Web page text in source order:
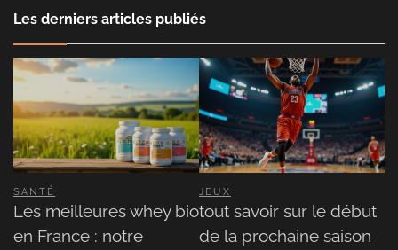
Les derniers articles publiés
SANTÉ
Les meilleures whey bio
en France : notre
JEUX
tout savoir sur le début
de la prochaine saison